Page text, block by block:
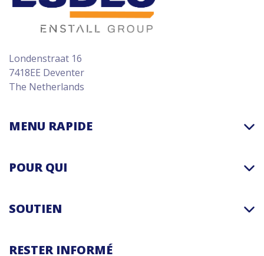
Londenstraat 16
7418EE Deventer
The Netherlands
MENU RAPIDE
POUR QUI
SOUTIEN
RESTER INFORMÉ